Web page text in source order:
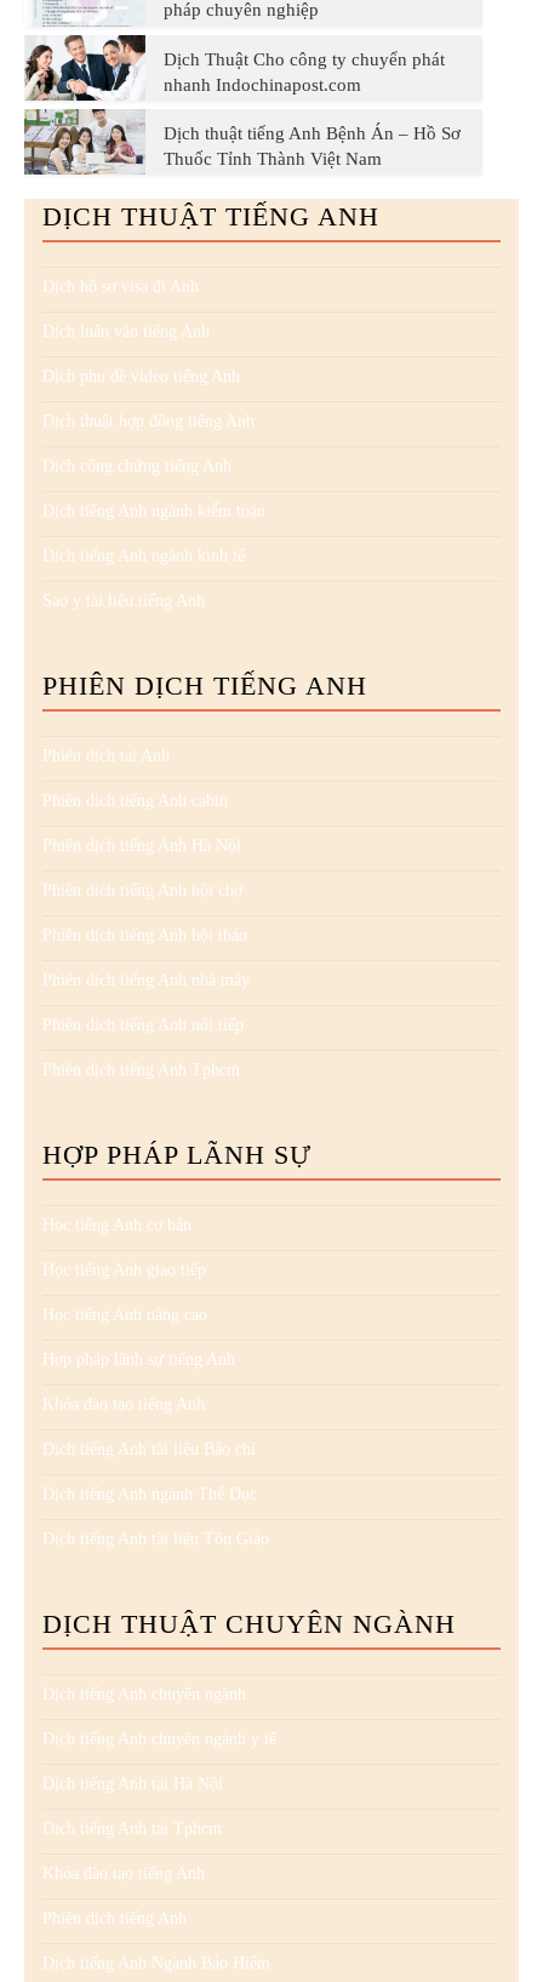
pháp chuyên nghiệp
Dịch Thuật Cho công ty chuyển phát
nhanh Indochinapost.com
Dịch thuật tiếng Anh Bệnh Án – Hồ Sơ
Thuốc Tỉnh Thành Việt Nam
DỊCH THUẬT TIẾNG ANH
Dịch hồ sơ visa đi Anh
Dịch luận văn tiếng Anh
Dịch phụ đề video tiếng Anh
Dịch thuật hợp đồng tiếng Anh
Dịch công chứng tiếng Anh
Dịch tiếng Anh ngành kiểm toán
Dịch tiếng Anh ngành kinh tế
Sao y tài liệu tiếng Anh
PHIÊN DỊCH TIẾNG ANH
Phiên dịch tại Anh
Phiên dịch tiếng Anh cabin
Phiên dịch tiếng Anh Hà Nội
Phiên dịch tiếng Anh hội chợ
Phiên dịch tiếng Anh hội thảo
Phiên dịch tiếng Anh nhà máy
Phiên dịch tiếng Anh nối tiếp
Phiên dịch tiếng Anh Tphcm
HỢP PHÁP LÃNH SỰ
Học tiếng Anh cơ bản
Học tiếng Anh giao tiếp
Học tiếng Anh nâng cao
Hợp pháp lãnh sự tiếng Anh
Khóa đào tạo tiếng Anh
Dịch tiếng Anh tài liệu Báo chí
Dịch tiếng Anh ngành Thể Dục
Dịch tiếng Anh tài liệu Tôn Giáo
DỊCH THUẬT CHUYÊN NGÀNH
Dịch tiếng Anh chuyên ngành
Dịch tiếng Anh chuyên ngành y tế
Dịch tiếng Anh tại Hà Nội
Dịch tiếng Anh tại Tphcm
Khóa đào tạo tiếng Anh
Phiên dịch tiếng Anh
Dịch tiếng Anh Ngành Bảo Hiểm